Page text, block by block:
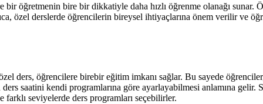
öğretmenin bire bir dikkatiyle daha hızlı öğrenme olanağı
özel derslerde öğrencilerin bireysel ihtiyaçlarına önem verilir ve
ders, öğrencilere birebir eğitim imkanı sağlar. Bu sayede
saatini kendi programlarına göre ayarlayabilmesi anlamına
seviyelerde ders programları seçebilirler.